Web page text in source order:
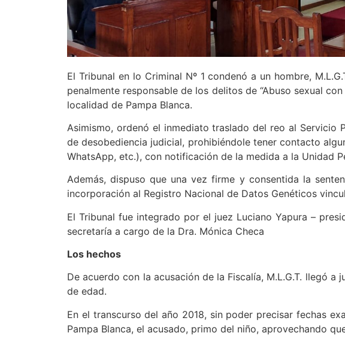
El Tribunal en lo Criminal Nº 1 condenó a un hombre,
penalmente responsable de los delitos de “Abuso sexual
localidad de Pampa Blanca.
Asimismo, ordenó el inmediato traslado del reo al
de desobediencia judicial, prohibiéndole tener contacto
WhatsApp, etc.), con notificación de la medida a la Unidad
Además, dispuso que una vez firme y consentida la
incorporación al Registro Nacional de Datos Genéticos
El Tribunal fue integrado por el juez Luciano Yapura –
secretaría a cargo de la Dra. Mónica Checa
Los hechos
De acuerdo con la acusación de la Fiscalía, M.L.G.T. llegó
de edad.
En el transcurso del año 2018, sin poder precisar fechas
Pampa Blanca, el acusado, primo del niño, aprovechando